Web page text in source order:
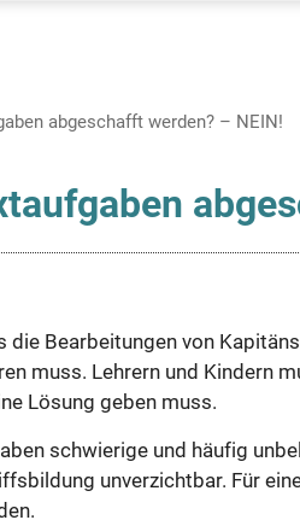
abgeschafft werden? – NEIN!
die Bearbeitungen von
muss. Lehrern und Kindern
Lösung geben muss.
schwierige und häufig
unverzichtbar. Für